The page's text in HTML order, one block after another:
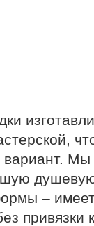
вариант.
–
привязки